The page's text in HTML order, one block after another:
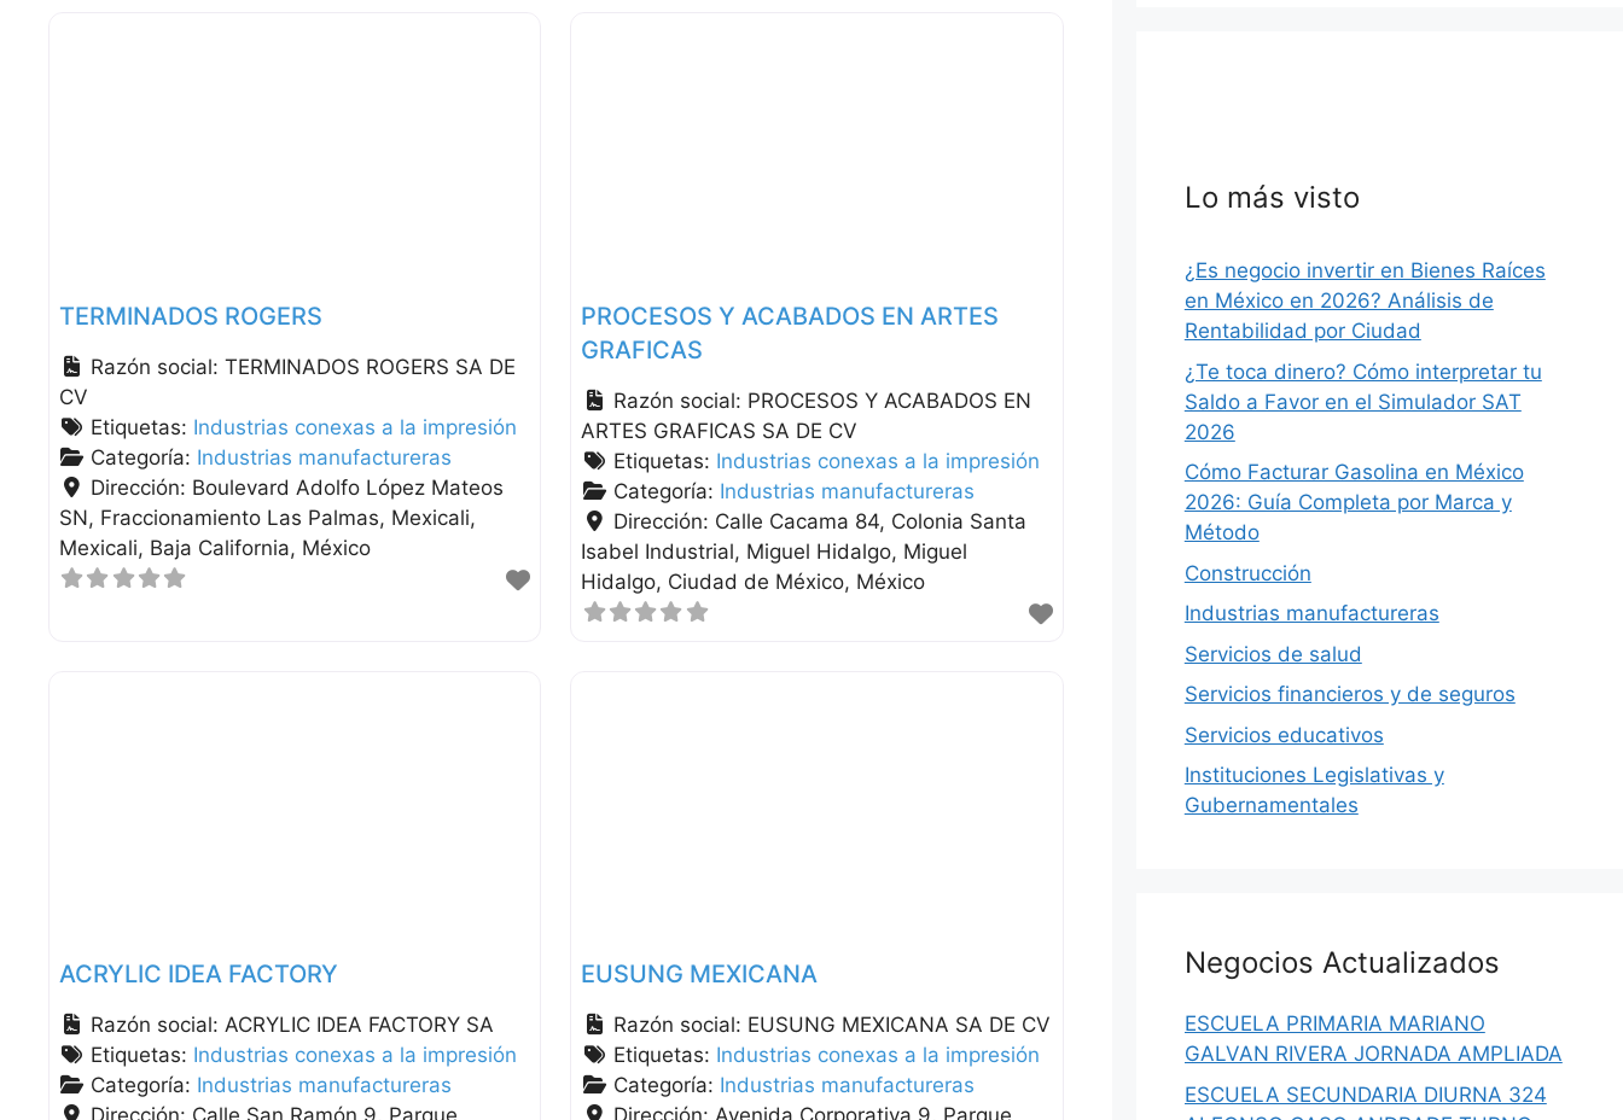
TERMINADOS ROGERS
Razón social:TERMINADOS ROGERS SA DE
CV
Etiquetas: Industrias conexas a la impresión
Categoría: Industrias manufactureras
Dirección: Boulevard Adolfo López Mateos
SN, Fraccionamiento Las Palmas, Mexicali
Mexicali Baja California México
PROCESOS Y ACABADOS EN ARTES
GRAFICAS
Razón social: PROCESOS Y ACABADOS EN
ARTES GRAFICAS SA DE CV
Etiquetas: Industrias conexas a la impresión
Categoría: Industrias manufactureras
Dirección: Calle Cacama 84, Colonia Santa
Isabel Industrial, Miguel Hidalgo Miguel
Hidalgo Ciudad de México México
ACRYLIC IDEA FACTORY
Razón social:ACRYLIC IDEA FACTORY SA
Etiquetas: Industrias conexas a la impresión
Categoría: Industrias manufactureras
EUSUNG MEXICANA
Razón social: EUSUNG MEXICANA SA DE CV
Etiquetas: Industrias conexas a la impresión
Categoría: Industrias manufactureras
Lo más visto
¿Es negocio invertir en Bienes Raíces
en México en 2026? Análisis de
Rentabilidad por Ciudad
¿Te toca dinero? Cómo interpretar tu
Saldo a Favor en el Simulador SAT
2026
Cómo Facturar Gasolina en México
2026: Guía Completa por Marca y
Método
Construcción
Industrias manufactureras
Servicios de salud
Servicios financieros y de seguros
Servicios educativos
Instituciones Legislativas y
Gubernamentales
Negocios Actualizados
ESCUELA PRIMARIA MARIANO
GALVAN RIVERA JORNADA AMPLIADA
ESCUELA SECUNDARIA DIURNA 324